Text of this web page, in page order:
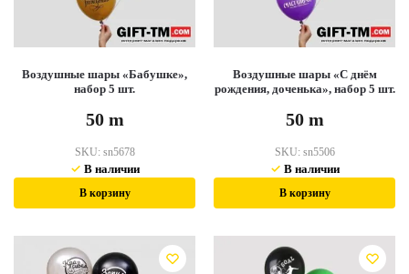
Воздушные шары «Бабушке»,
набор 5 шт.
50 m
SKU: sn5678
В наличии
В корзину
Воздушные шары «С днём
рождения, доченька», набор 5 шт.
50 m
SKU: sn5506
В наличии
В корзину